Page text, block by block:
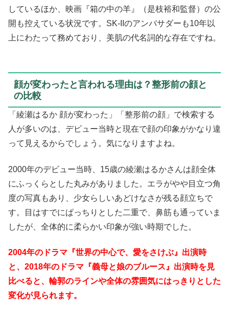
しているほか、映画『箱の中の羊』（是枝裕和監督）の公
開も控えている状況です。SK-IIのアンバサダーも10年以
上にわたって務めており、美肌の代名詞的な存在ですね。
顔が変わったと言われる理由は？整形前の顔と
の比較
「綾瀬はるか 顔が変わった」「整形前の顔」で検索する
人が多いのは、デビュー当時と現在で顔の印象がかなり違
って見えるからでしょう。気になりますよね。
2000年のデビュー当時、15歳の綾瀬はるかさんは顔全体
にふっくらとした丸みがありました。エラがやや目立つ角
度の写真もあり、少女らしいあどけなさが残る顔立ちで
す。目はすでにぱっちりとした二重で、鼻筋も通っていま
したが、全体的に柔らかい印象が強い時期でした。
2004年のドラマ『世界の中心で、愛をさけぶ』出演時
と、2018年のドラマ『義母と娘のブルース』出演時を見
比べると、輪郭のラインや全体の雰囲気にはっきりとした
変化が見られます。